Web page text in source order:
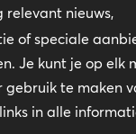
relevant nieuws,
of speciale
Je kunt je op elk
gebruik te maken
in alle